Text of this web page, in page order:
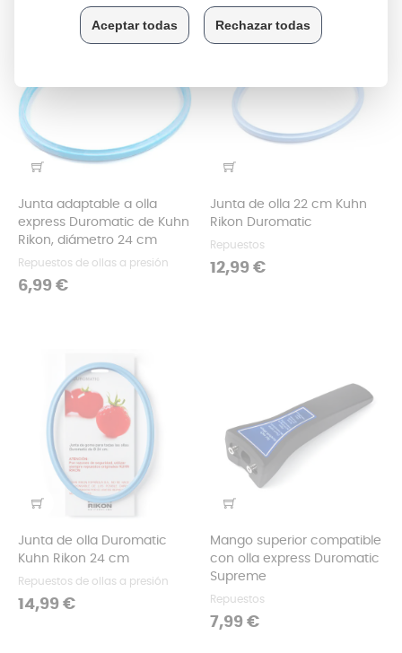
Junta adaptable a olla
express Duromatic de Kuhn
Rikon, diámetro 24 cm
Repuestos de ollas a presión
Precio
6,99 €
Junta de olla 22 cm Kuhn
Rikon Duromatic
Repuestos
Precio
12,99 €
Junta de olla Duromatic
Kuhn Rikon 24 cm
Repuestos de ollas a presión
Precio
14,99 €
Mango superior compatible
con olla express Duromatic
Supreme
Repuestos
Precio
7,99 €